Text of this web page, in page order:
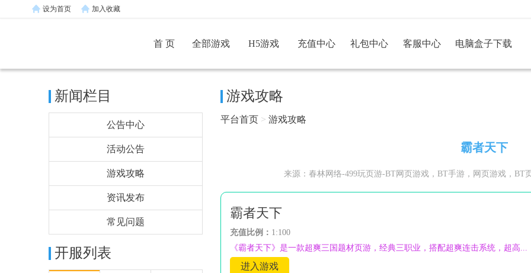
设为首页 加入收藏
首 页 全部游戏 H5游戏 充值中心 礼包中心 客服中心 电脑盒子下载
新闻栏目
公告中心
活动公告
游戏攻略
资讯发布
常见问题
开服列表
游戏攻略
平台首页 > 游戏攻略
霸者天下
来源：春林网络-499玩页游-BT网页游戏，BT手游，网页游戏，
霸者天下
充值比例： 1:100
《霸者天下》是一款超爽三国题材页游，经典三职业，搭配超爽连击系统，超高...
进入游戏